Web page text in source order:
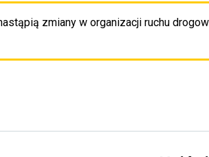
zmiany w organizacji ruchu